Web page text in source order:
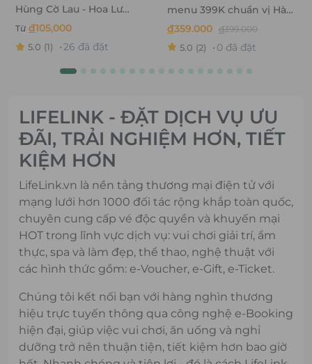
Hùng Cờ Lau - Hoa Lư
Ninh Bình
Từ đ105,000
5.0 (1) 26 đã đặt
menu 399K chuẩn vị Hàn
Quốc
đ359.000 đ399.000
5.0 (2) 0 đã đặt
LIFELINK - ĐẶT DỊCH VỤ ƯU
ĐÃI, TRẢI NGHIỆM HƠN, TIẾT
KIỆM HƠN
LifeLink.vn là nền tảng thương mại điện tử với
mạng lưới hơn 1000 đối tác rộng khắp toàn quốc,
chuyên cung cấp vé độc quyền và khuyến mại
HOT trong lĩnh vực dịch vụ: vui chơi giải trí, ẩm
thực, spa và làm đẹp, thể thao, nghệ thuật với
các hình thức gồm: e-Voucher, e-Gift, e-Ticket.
Chúng tôi kết nối bạn với hàng nghìn thương
hiệu trực tuyến thông qua công nghệ e-Booking
hiện đại, giúp việc vui chơi, ăn uống và nghỉ
dưỡng trở nên thuận tiện, tiết kiệm hơn bao giờ